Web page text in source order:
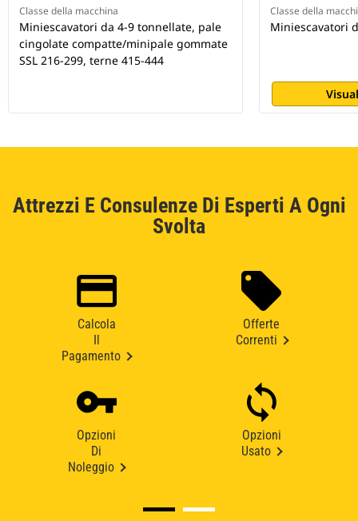
Classe della macchina
Miniescavatori da 4-9 tonnellate, pale
cingolate compatte/minipale gommate
SSL 216-299, terne 415-444
Classe della
Miniescavatori
Attrezzi E Consulenze Di Esperti A Ogni
Svolta
Calcola
Pagamento
Offerte
Correnti
Opzioni
Di
Noleggio
Opzioni
Usato